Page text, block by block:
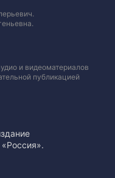
и видеоматериалов
публикацией